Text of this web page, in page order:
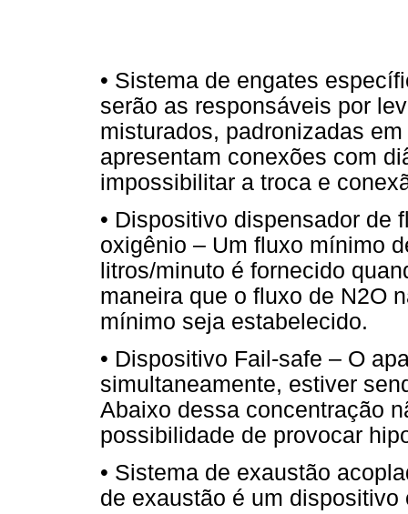
• Sistema de engates
serão as responsáveis por
misturados, padronizadas
apresentam conexões com
impossibilitar a troca e
• Dispositivo dispensador de
oxigênio – Um fluxo mínimo
litros/minuto é fornecido
maneira que o fluxo de N2O
mínimo seja estabelecido.
• Dispositivo Fail-safe – O
simultaneamente, estiver
Abaixo dessa concentração
possibilidade de provocar
• Sistema de exaustão
de exaustão é um